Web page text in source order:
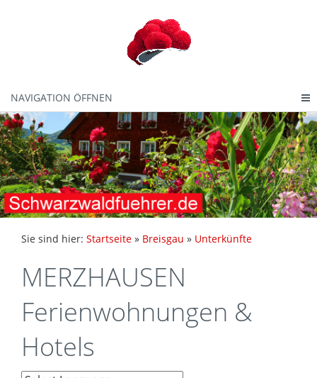
NAVIGATION ÖFFNEN
Sie sind hier: Startseite » Breisgau » Unterkünfte
MERZHAUSEN
Ferienwohnungen &
Hotels